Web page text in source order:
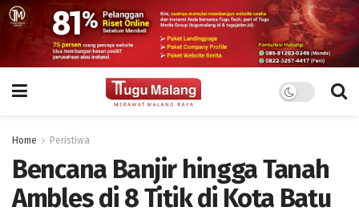
Home Peristiwa
Bencana Banjir hingga Tanah
Ambles di 8 Titik di Kota Batu